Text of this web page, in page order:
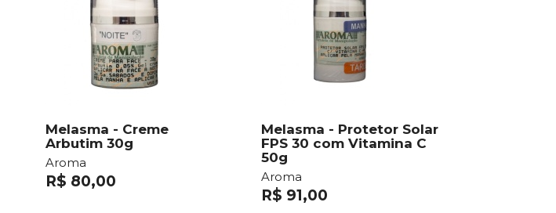
Melasma - Creme
Arbutim 30g
Aroma
R$ 80,00
Melasma - Protetor Solar
FPS 30 com Vitamina C
50g
Aroma
R$ 91,00